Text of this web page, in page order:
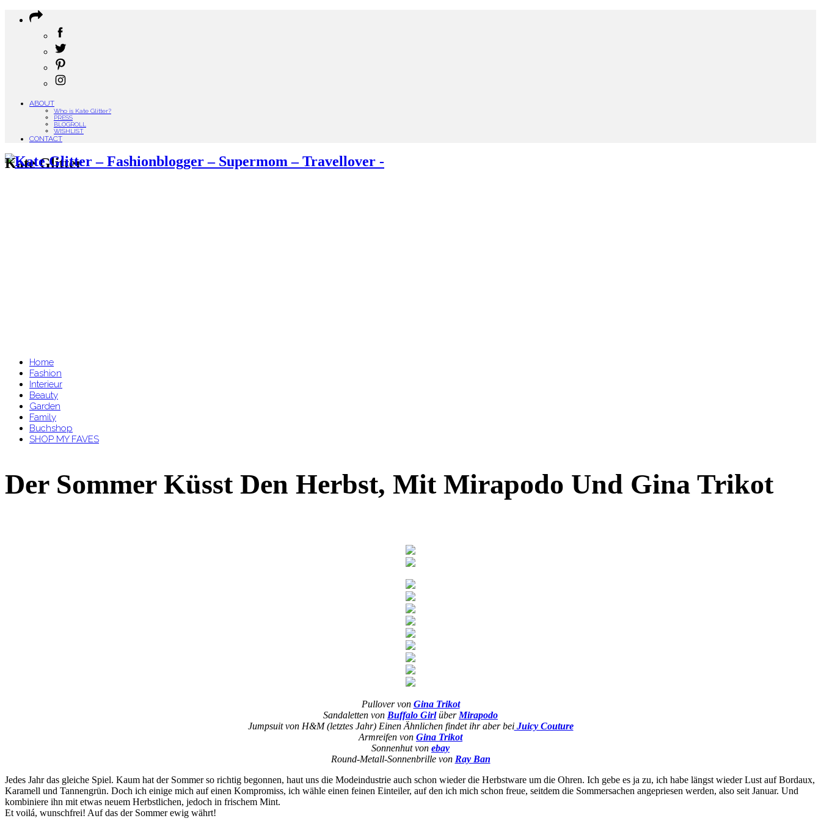
ABOUT
Who is Kate Glitter?
PRESS
BLOGROLL
WISHLIST
CONTACT
Kate Glitter
Home
Fashion
Interieur
Beauty
Garden
Family
Buchshop
SHOP MY FAVES
Der Sommer Küsst Den Herbst, Mit Mirapodo Und Gina Trikot
Pullover von Gina Trikot
Sandaletten von Buffalo Girlüber Mirapodo
Jumpsuit von H&M (letztes Jahr) Einen Ähnlichen findet ihr aber beiJuicy Couture
Armreifen von Gina Trikot
Sonnenhut von ebay
Round-Metall-Sonnenbrille von Ray Ban
Jedes Jahr das gleiche Spiel. Kaum hat der Sommer so richtig begonnen, haut uns die Modeindustrie auch schon wieder die Herbstware um die Ohren. Ich gebe es ja zu, ich habe längst wieder Lust auf Bordaux,
Karamell und Tannengrün. Doch ich einige mich auf einen Kompromiss, ich wähle einen feinen Einteiler, auf den ich mich schon freue, seitdem die Sommersachen angepriesen werden, also seit Januar. Und
kombiniere ihn mit etwas neuem Herbstlichen, jedoch in frischem Mint.
Et voilá, wunschfrei! Auf das der Sommer ewig währt!